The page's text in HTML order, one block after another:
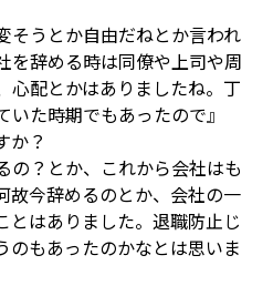
そうとか自由だねとか言われ
を辞める時は同僚や上司や周
心配とかはありましたね。丁
た時期でもあったので』
か？
の？とか、これから会社はも
故今辞めるのとか、会社の一
とはありました。退職防止じ
のもあったのかなとは思いま